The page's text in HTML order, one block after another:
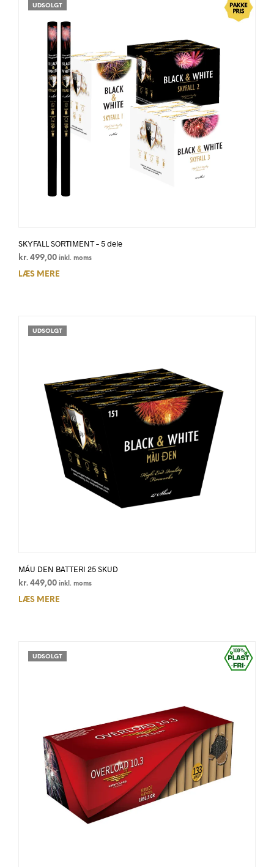
UDSOLGT
SKYFALL SORTIMENT – 5 dele
kr. 499,00 inkl. moms
LÆS MERE
UDSOLGT
MÁU DEN BATTERI 25 SKUD
kr. 449,00 inkl. moms
LÆS MERE
UDSOLGT